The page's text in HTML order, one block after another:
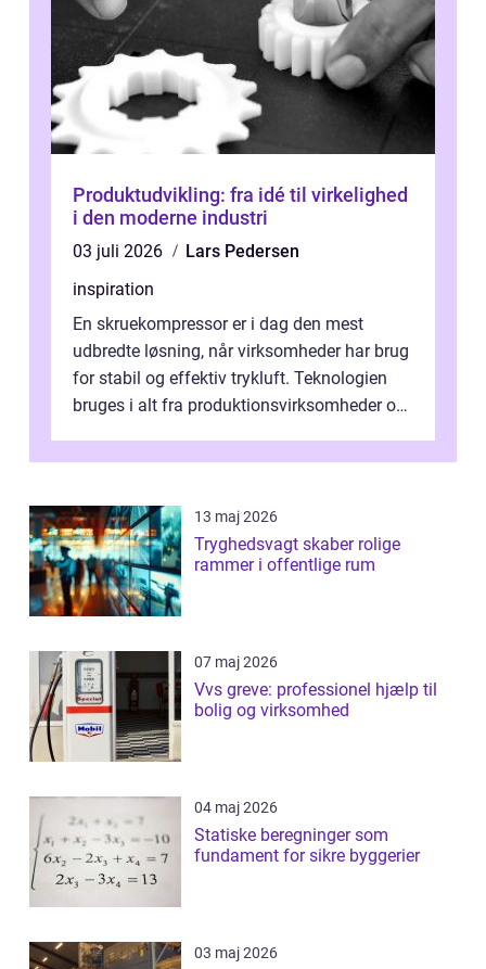
Produktudvikling: fra idé til virkelighed
i den moderne industri
03 juli 2026
Lars Pedersen
inspiration
En skruekompressor er i dag den mest
udbredte løsning, når virksomheder har brug
for stabil og effektiv trykluft. Teknologien
bruges i alt fra produktionsvirksomheder og
13 maj 2026
Tryghedsvagt skaber rolige
rammer i offentlige rum
07 maj 2026
Vvs greve: professionel hjælp til
bolig og virksomhed
04 maj 2026
Statiske beregninger som
fundament for sikre byggerier
03 maj 2026